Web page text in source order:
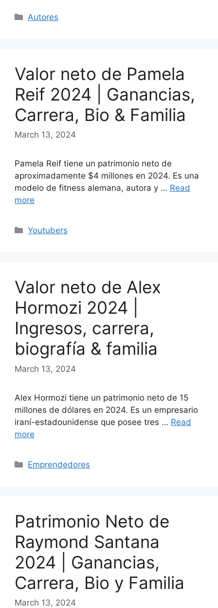
Categories
Autores
Valor neto de Pamela
Reif 2024 | Ganancias,
Carrera, Bio & Familia
March 13, 2024
Pamela Reif tiene un patrimonio neto de
aproximadamente $4 millones en 2024. Es una
modelo de fitness alemana, autora y … Read
more
Categories
Youtubers
Valor neto de Alex
Hormozi 2024 |
Ingresos, carrera,
biografía & familia
March 13, 2024
Alex Hormozi tiene un patrimonio neto de 15
millones de dólares en 2024. Es un empresario
iraní-estadounidense que posee tres … Read
more
Categories
Emprendedores
Patrimonio Neto de
Raymond Santana
2024 | Ganancias,
Carrera, Bio y Familia
March 13, 2024